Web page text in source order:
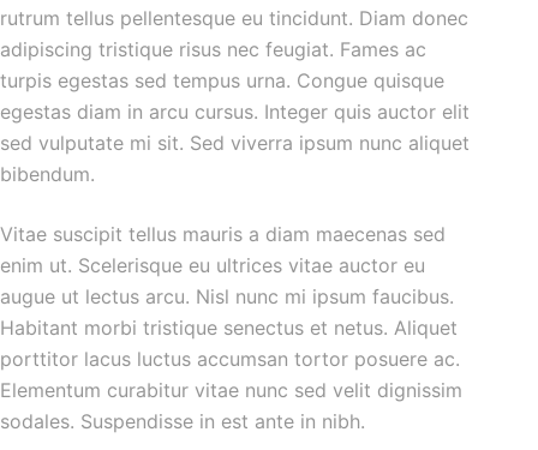
rutrum tellus pellentesque eu tincidunt. Diam donec
adipiscing tristique risus nec feugiat. Fames ac
turpis egestas sed tempus urna. Congue quisque
egestas diam in arcu cursus. Integer quis auctor elit
sed vulputate mi sit. Sed viverra ipsum nunc aliquet
bibendum.
Vitae suscipit tellus mauris a diam maecenas sed
enim ut. Scelerisque eu ultrices vitae auctor eu
augue ut lectus arcu. Nisl nunc mi ipsum faucibus.
Habitant morbi tristique senectus et netus. Aliquet
porttitor lacus luctus accumsan tortor posuere ac.
Elementum curabitur vitae nunc sed velit dignissim
sodales. Suspendisse in est ante in nibh.